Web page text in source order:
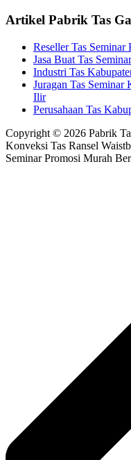
Artikel Pabrik Tas
Reseller Tas Seminar
Jasa Buat Tas
Industri Tas
Juragan Tas
Ilir
Perusahaan Tas
Copyright © 2026 Pabrik
Konveksi Tas Ransel
Seminar Promosi Murah